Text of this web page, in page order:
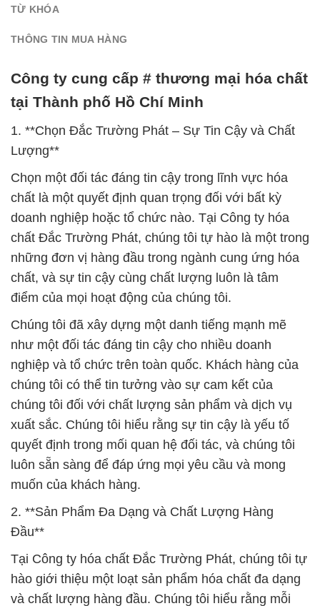
TỪ KHÓA
THÔNG TIN MUA HÀNG
Công ty cung cấp # thương mại hóa chất
tại Thành phố Hồ Chí Minh
1. **Chọn Đắc Trường Phát – Sự Tin Cậy và Chất
Lượng**
Chọn một đối tác đáng tin cậy trong lĩnh vực hóa
chất là một quyết định quan trọng đối với bất kỳ
doanh nghiệp hoặc tổ chức nào. Tại Công ty hóa
chất Đắc Trường Phát, chúng tôi tự hào là một trong
những đơn vị hàng đầu trong ngành cung ứng hóa
chất, và sự tin cậy cùng chất lượng luôn là tâm
điểm của mọi hoạt động của chúng tôi.
Chúng tôi đã xây dựng một danh tiếng mạnh mẽ
như một đối tác đáng tin cậy cho nhiều doanh
nghiệp và tổ chức trên toàn quốc. Khách hàng của
chúng tôi có thể tin tưởng vào sự cam kết của
chúng tôi đối với chất lượng sản phẩm và dịch vụ
xuất sắc. Chúng tôi hiểu rằng sự tin cậy là yếu tố
quyết định trong mối quan hệ đối tác, và chúng tôi
luôn sẵn sàng để đáp ứng mọi yêu cầu và mong
muốn của khách hàng.
2. **Sản Phẩm Đa Dạng và Chất Lượng Hàng
Đầu**
Tại Công ty hóa chất Đắc Trường Phát, chúng tôi tự
hào giới thiệu một loạt sản phẩm hóa chất đa dạng
và chất lượng hàng đầu. Chúng tôi hiểu rằng mỗi